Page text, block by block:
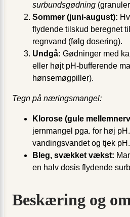
surbundsgødning
Sommer (juni-august):
flydende tilskud beregnet
regnvand (følg dosering).
Undgå: Gødninger med
eller højt pH-bufferende
hønsemøgpiller).
Tegn på næringsmangel:
Klorose (gule
jernmangel pga. for høj
vandingsvandet og tjek pH.
Bleg, svækket vækst:
en halv dosis flydende
Beskæring og